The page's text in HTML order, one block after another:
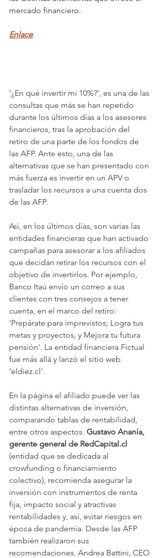
mercado financiero.
Enlace
'¿En qué invertir mi 10%?', es una de las
consultas que más se han repetido
durante los últimos días a los asesores
financieros, tras la aprobación del
retiro de una parte de los fondos de
las AFP. Ante esto, una de las
alternativas que se han presentado con
más fuerza es invertir en un APV o
trasladar los recursos a una cuenta dos
de las AFP.
Así, en los últimos días, son varias las
entidades financieras que han activado
campañas para asesorar a los afiliados
que decidan retirar los recursos con el
objetivo de invertirlos. Por ejemplo,
Banco Itaú envío un correo a sus
clientes con tres consejos a tener
cuenta, en el marco del retiro:
'Prepárate para imprevistos; Logra tus
metas y proyectos, y Mejora tu futura
pensión'. La entidad financiera Fictual
fue más allá y lanzó el sitio web
'eldiez.cl'.
En la página el afiliado puede ver las
distintas alternativas de inversión,
comparando tablas de rentabilidad,
entre otros aspectos. Gustavo Ananía,
gerente general de RedCapital.cl
(entidad que se dedicada al
crowfunding o financiamiento
colectivo), recomienda asegurar la
inversión con instrumentos de renta
fija, impacto social y atractivas
rentabilidades y, así, evitar riesgos en
época de pandemia. Desde las AFP
también realizaron sus
recomendaciones. Andrea Battini, CEO